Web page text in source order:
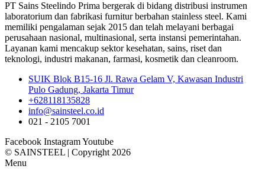
PT Sains Steelindo Prima bergerak di bidang distribusi instrumen
laboratorium dan fabrikasi furnitur berbahan stainless steel. Kami
memiliki pengalaman sejak 2015 dan telah melayani berbagai
perusahaan nasional, multinasional, serta instansi pemerintahan.
Layanan kami mencakup sektor kesehatan, sains, riset dan
teknologi, industri makanan, farmasi, kosmetik dan cleanroom.
SUIK Blok B15-16 Jl. Rawa Gelam V, Kawasan Industri
Pulo Gadung, Jakarta Timur
+628118135828
info@sainsteel.co.id
021 - 2105 7001
Facebook InstagramYoutube
© SAINSTEEL | Copyright 2026
Menu